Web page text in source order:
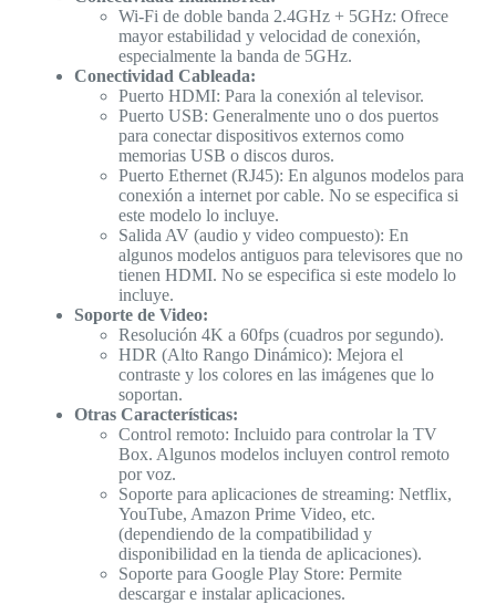
Wi-Fi de doble banda 2.4GHz + 5GHz: Ofrece
mayor estabilidad y velocidad de conexión,
especialmente la banda de 5GHz.
Conectividad Cableada:
Puerto HDMI: Para la conexión al televisor.
Puerto USB: Generalmente uno o dos puertos
para conectar dispositivos externos como
memorias USB o discos duros.
Puerto Ethernet (RJ45): En algunos modelos para
conexión a internet por cable. No se especifica si
este modelo lo incluye.
Salida AV (audio y video compuesto): En
algunos modelos antiguos para televisores que no
tienen HDMI. No se especifica si este modelo lo
incluye.
Soporte de Video:
Resolución 4K a 60fps (cuadros por segundo).
HDR (Alto Rango Dinámico): Mejora el
contraste y los colores en las imágenes que lo
soportan.
Otras Características:
Control remoto: Incluido para controlar la TV
Box. Algunos modelos incluyen control remoto
por voz.
Soporte para aplicaciones de streaming: Netflix,
YouTube, Amazon Prime Video, etc.
(dependiendo de la compatibilidad y
disponibilidad en la tienda de aplicaciones).
Soporte para Google Play Store: Permite
descargar e instalar aplicaciones.